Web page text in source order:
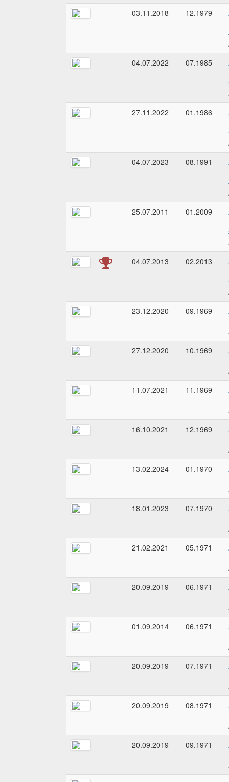
03.11.2018
12.1979
04.07.2022
07.1985
27.11.2022
01.1986
04.07.2023
08.1991
25.07.2011
01.2009
04.07.2013
02.2013
23.12.2020
09.1969
27.12.2020
10.1969
11.07.2021
11.1969
16.10.2021
12.1969
13.02.2024
01.1970
18.01.2023
07.1970
21.02.2021
05.1971
20.09.2019
06.1971
01.09.2014
06.1971
20.09.2019
07.1971
20.09.2019
08.1971
20.09.2019
09.1971